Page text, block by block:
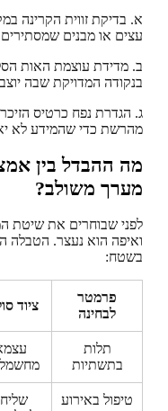
א. בדיקת זווית הקרינה
עצים או מבנים
ב. מדידת עוצמת האות
בנקודה המדויקת שבה
ג. הגדרת נפח כרטיס
מהרשת כדי שהמידע לא
מה ההבדל בין
מערך משולב?
לפני שבוחרים את שיטת
ואיפה הוא נעצר. הטבלה
בשטח:
פרמטר
לבחינה
ציוד
תלות
בתשתיות
מחשמל
טיפול באירוע